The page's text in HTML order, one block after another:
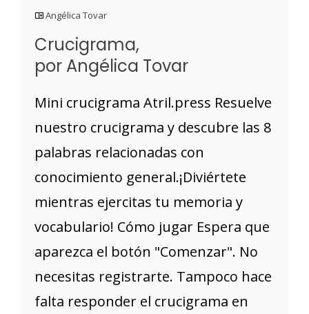
Angélica Tovar
Crucigrama,
por Angélica Tovar
Mini crucigrama Atril.press Resuelve
nuestro crucigrama y descubre las 8
palabras relacionadas con
conocimiento general.¡Diviértete
mientras ejercitas tu memoria y
vocabulario! Cómo jugar Espera que
aparezca el botón "Comenzar". No
necesitas registrarte. Tampoco hace
falta responder el crucigrama en